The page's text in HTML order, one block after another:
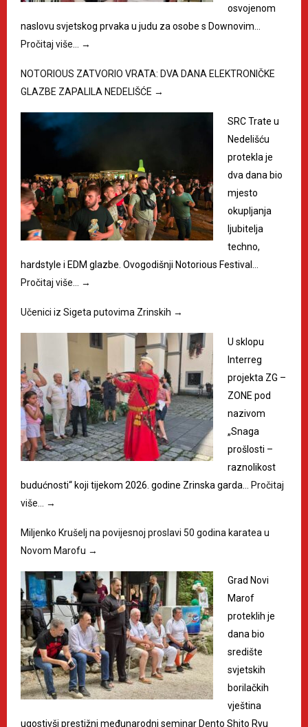
osvojenom
naslovu svjetskog prvaka u judu za osobe s Downovim…
Pročitaj više…
→
NOTORIOUS ZATVORIO VRATA: DVA DANA ELEKTRONIČKE
GLAZBE ZAPALILA NEDELIŠĆE →
SRC Trate u
Nedelišću
protekla je
dva dana bio
mjesto
okupljanja
ljubitelja
techno,
hardstyle i EDM glazbe. Ovogodišnji Notorious Festival…
Pročitaj više…
→
Učenici iz Sigeta putovima Zrinskih →
U sklopu
Interreg
projekta ZG –
ZONE pod
nazivom
„Snaga
prošlosti –
raznolikost
budućnosti“ koji tijekom 2026. godine Zrinska garda…
Pročitaj
više…
→
Miljenko Krušelj na povijesnoj proslavi 50 godina karatea u
Novom Marofu →
Grad Novi
Marof
proteklih je
dana bio
središte
svjetskih
borilačkih
vještina
ugostivši prestižni međunarodni seminar Dento Shito Ryu